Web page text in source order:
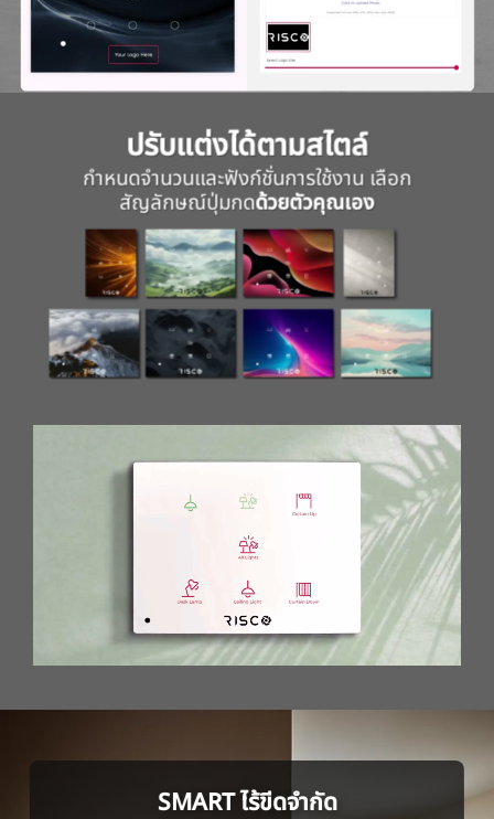
ปรับแต่งได้ตามสไตล์
กำหนดจำนวนและฟังก์ชั่นการใช้งาน เลือก
สัญลักษณ์ปุ่มกดด้วยตัวคุณเอง
SMART ไร้ขีดจำกัด